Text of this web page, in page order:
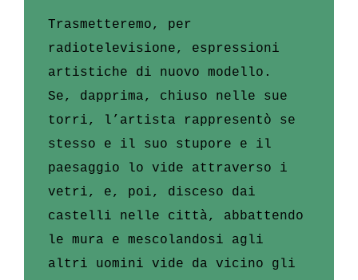
Trasmetteremo, per
radiotelevisione, espressioni
artistiche di nuovo modello.
Se, dapprima, chiuso nelle sue
torri, l’artista rappresentò se
stesso e il suo stupore e il
paesaggio lo vide attraverso i
vetri, e, poi, disceso dai
castelli nelle città, abbattendo
le mura e mescolandosi agli
altri uomini vide da vicino gli